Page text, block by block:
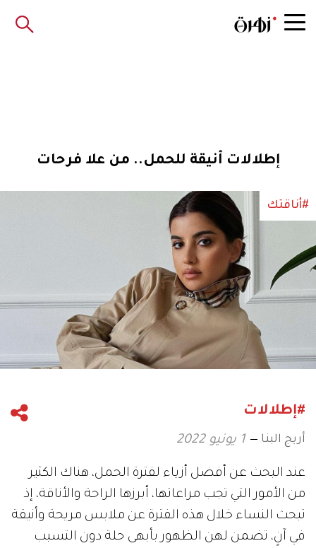
إطلالات أنيقة للحمل.. من علا فرحات
#أناقتك
#إطلالات
أريج البنا 1 يونيو 2022
عند البحث عن أفضل أزياء لفترة الحمل، هناك الكثير
من الأمور التي تجب مراعاتها، أبرزها الراحة والأناقة، إذ
تبحث النساء خلال هذه الفترة عن ملابس مريحة وأنيقة
في آنٍ، تضمن لهن الظهور بأبهى حلة دون التسبب